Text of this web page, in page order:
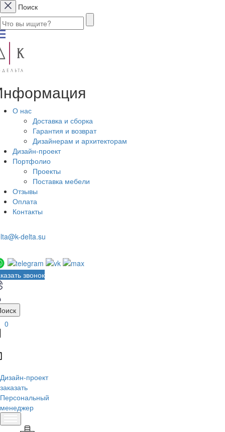
Поиск
О нас
Доставка и сборка
Гарантия и возврат
Дизайнерам и архитекторам
Дизайн-проект
Портфолио
Проекты
Поставка мебели
Отзывы
Оплата
Контакты
delta.su
звонок
0
Дизайн-проект
заказать
Персональный
менеджер